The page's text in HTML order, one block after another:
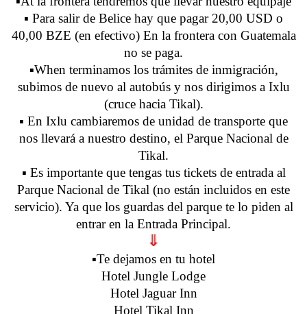
▪️ Para salir de Belice hay que pagar 20,00 USD o
40,00 BZE (en efectivo) En la frontera con Guatemala
no se paga.
▪️When terminamos los trámites de inmigración,
subimos de nuevo al autobús y nos dirigimos a Ixlu
(cruce hacia Tikal).
▪️ En Ixlu cambiaremos de unidad de transporte que
nos llevará a nuestro destino, el Parque Nacional de
Tikal.
▪️ Es importante que tengas tus tickets de entrada al
Parque Nacional de Tikal (no están incluidos en este
servicio). Ya que los guardas del parque te lo piden al
entrar en la Entrada Principal.
⇓
▪️Te dejamos en tu hotel
Hotel Jungle Lodge
Hotel Jaguar Inn
Hotel Tikal Inn